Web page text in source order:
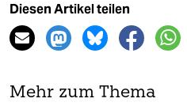
Diesen Artikel teilen
Mehr zum Thema